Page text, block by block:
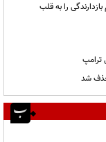
را به قلب
ترامپ
حذف شد